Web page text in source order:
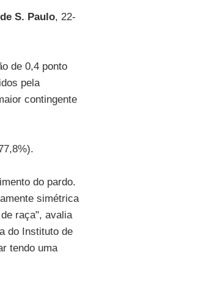
S. Paulo, 22-
de 0,4 ponto
pela
contingente
do pardo.
simétrica
raça", avalia
do Instituto de
tendo uma